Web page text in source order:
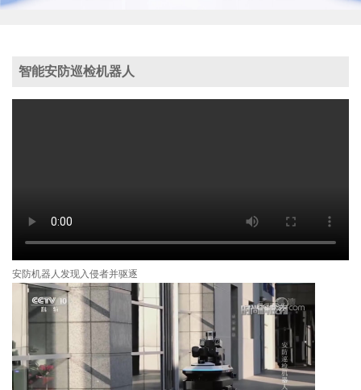
智能安防巡检机器人
安防机器人发现入侵者并驱逐